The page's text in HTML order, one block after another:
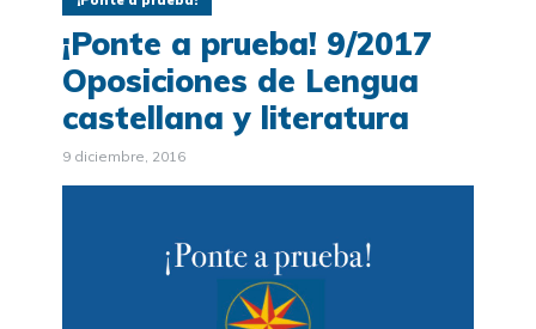
¡Ponte a prueba! 9/2017
Oposiciones de Lengua
castellana y literatura
9 diciembre, 2016